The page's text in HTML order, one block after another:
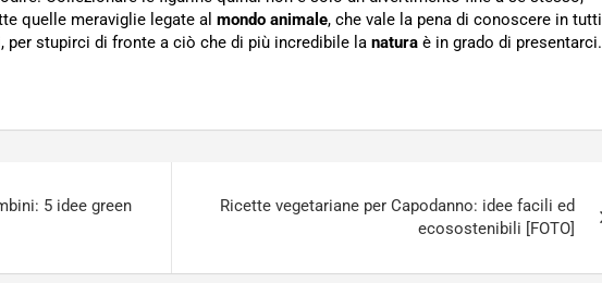
quelle meraviglie legate al mondo animale, che vale la pena di conoscere in tutti
stupirci di fronte a ciò che di più incredibile la natura è in grado di presentarci.
5 idee green
Ricette vegetariane per Capodanno: idee facili ed
ecosostenibili [FOTO]